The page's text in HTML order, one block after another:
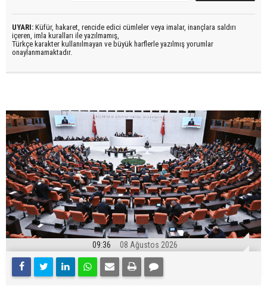
UYARI: Küfür, hakaret, rencide edici cümleler veya imalar, inançlara saldırı
içeren, imla kuralları ile yazılmamış,
Türkçe karakter kullanılmayan ve büyük harflerle yazılmış yorumlar
onaylanmamaktadır.
09:36 08 Ağustos 2026